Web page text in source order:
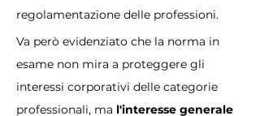
regolamentazione delle professioni.
Va però evidenziato che la norma in
esame non mira a proteggere gli
interessi corporativi delle categorie
professionali, ma l'interesse generale